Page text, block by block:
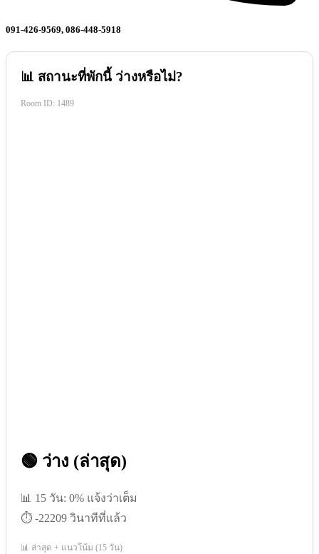
091-426-9569, 086-448-5918
📊 สถานะที่พักนี้ ว่างหรือไม่?
Room ID: 1489
🟢 ว่าง (ล่าสุด)
📊 15 วัน: 0% แจ้งว่าเต็ม
⏱️ -22209 วินาทีที่แล้ว
📊 ล่าสุด + แนวโน้ม (15 วัน)